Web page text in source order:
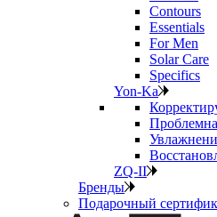
Contours
Essentials
For Men
Solar Care
Specifics
Yon-Ka
ZQ-II
Бренды
Подарочный